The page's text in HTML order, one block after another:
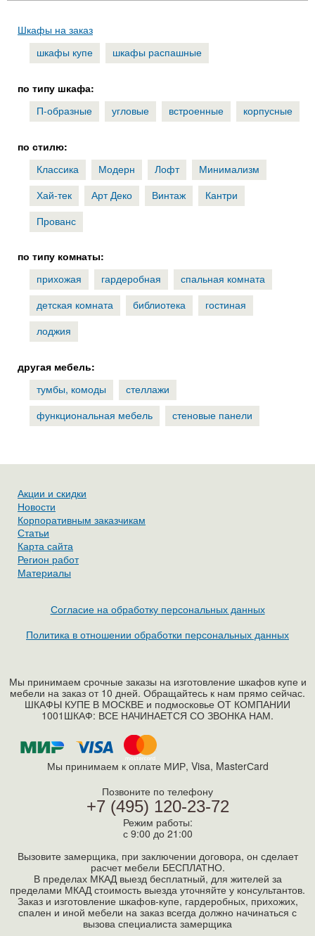
Шкафы на заказ
шкафы купе
шкафы распашные
по типу шкафа:
П-образные
угловые встроенные корпусные
по стилю:
Классика
Модерн Лофт
Минимализм
Хай-тек
Арт Деко Винтаж
Кантри
Прованс
по типу комнаты:
прихожая
гардеробная
спальная комната
детская комната
библиотека
гостиная
лоджия
другая мебель:
тумбы, комоды
стеллажи
функциональная мебель
стеновые панели
Акции и скидки
Новости
Корпоративным заказчикам
Статьи
Карта сайта
Регион работ
Материалы
Согласие на обработку персональных данных
Политика в отношении обработки персональных данных
Мы принимаем срочные заказы на изготовление шкафов купе и
мебели на заказ от 10 дней. Обращайтесь к нам прямо сейчас.
ШКАФЫ КУПЕ В МОСКВЕ и подмосковье ОТ КОМПАНИИ
1001ШКАФ: ВСЕ НАЧИНАЕТСЯ СО ЗВОНКА НАМ.
Мы принимаем к оплате МИР, Visa, MasterСard
Позвоните по телефону
+7 (495) 120-23-72
Режим работы:
с 9:00 до 21:00
Вызовите замерщика, при заключении договора, он сделает
расчет мебели БЕСПЛАТНО.
В пределах МКАД выезд бесплатный, для жителей за
пределами МКАД стоимость выезда уточняйте у консультантов.
Заказ и изготовление шкафов-купе, гардеробных, прихожих,
спален и иной мебели на заказ всегда должно начинаться с
вызова специалиста замерщика